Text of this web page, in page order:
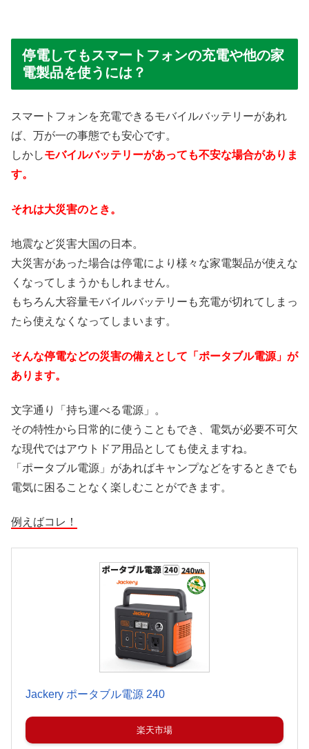
停電してもスマートフォンの充電や他の家
電製品を使うには？
スマートフォンを充電できるモバイルバッテリーがあれ
ば、万が一の事態でも安心です。
しかしモバイルバッテリーがあっても不安な場合がありま
す。
それは大災害のとき。
地震など災害大国の日本。
大災害があった場合は停電により様々な家電製品が使えな
くなってしまうかもしれません。
もちろん大容量モバイルバッテリーも充電が切れてしまっ
たら使えなくなってしまいます。
そんな停電などの災害の備えとして「ポータブル電源」が
あります。
文字通り「持ち運べる電源」。
その特性から日常的に使うこともでき、電気が必要不可欠
な現代ではアウトドア用品としても使えますね。
「ポータブル電源」があればキャンプなどをするときでも
電気に困ることなく楽しむことができます。
例えばコレ！
Jackery ポータブル電源 240
楽天市場